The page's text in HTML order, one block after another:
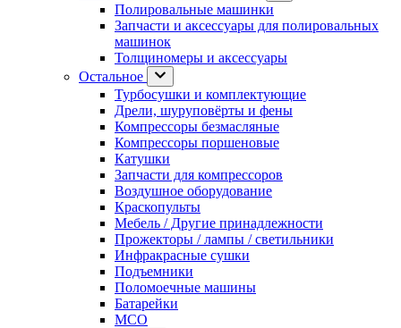
Полировальные машинки
Запчасти и аксессуары для полировальных
машинок
Толщиномеры и аксессуары
Остальное
Турбосушки и комплектующие
Дрели, шуруповёрты и фены
Компрессоры безмасляные
Компрессоры поршеновые
Катушки
Запчасти для компрессоров
Воздушное оборудование
Краскопульты
Мебель / Другие принадлежности
Прожекторы / лампы / светильники
Инфракрасные сушки
Подъемники
Поломоечные машины
Батарейки
МСО